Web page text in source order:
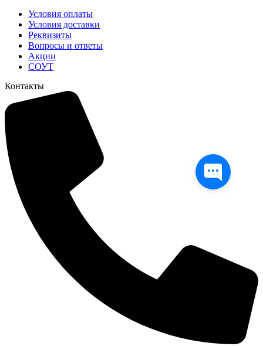
Условия оплаты
Условия доставки
Реквизиты
Вопросы и ответы
Акции
СОУТ
Контакты